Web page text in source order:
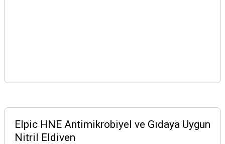
Elpic HNE Antimikrobiyel ve Gıdaya Uygun
Nitril Eldiven